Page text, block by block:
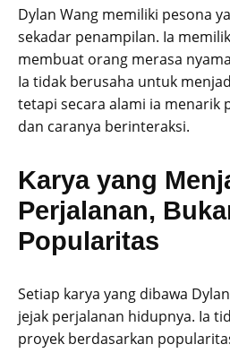
Dylan Wang memiliki pesona
sekadar penampilan. Ia
membuat orang merasa
Ia tidak berusaha untuk
tetapi secara alami ia menarik
dan caranya berinteraksi.
Karya yang
Perjalanan,
Popularitas
Setiap karya yang dibawa
jejak perjalanan hidupnya. Ia
proyek berdasarkan